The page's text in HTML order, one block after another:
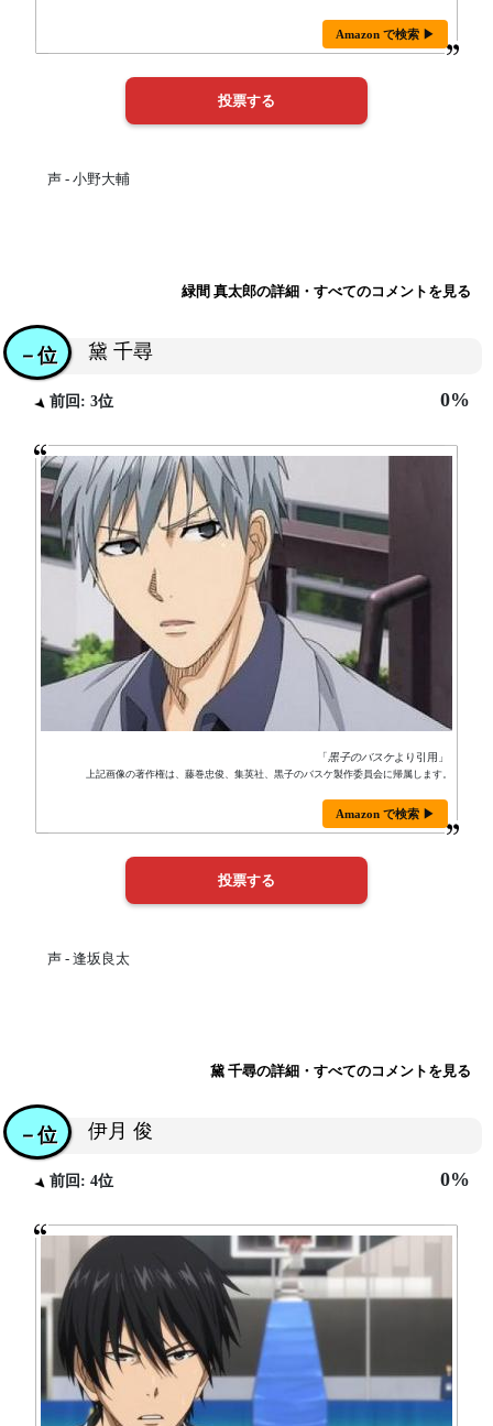
Amazon で検索 ▶
声 - 小野大輔
緑間 真太郎の詳細・すべてのコメントを見る
黛 千尋
－位
前回: 3位 0%
「黒子のバスケより引用」
上記画像の著作権は、藤巻忠俊、集英社、黒子のバスケ製作委員会に帰属します。
Amazon で検索 ▶
声 - 逢坂良太
黛 千尋の詳細・すべてのコメントを見る
伊月 俊
－位
前回: 4位 0%